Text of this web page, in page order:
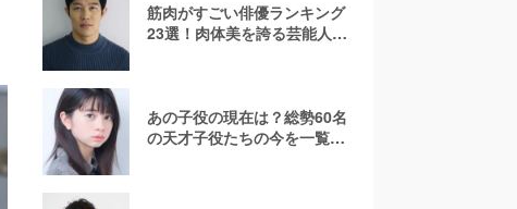
筋肉がすごい俳優ランキング
23選！肉体美を誇る芸能人を
あの子役の現在は？総勢60名
の天才子役たちの今を一覧で